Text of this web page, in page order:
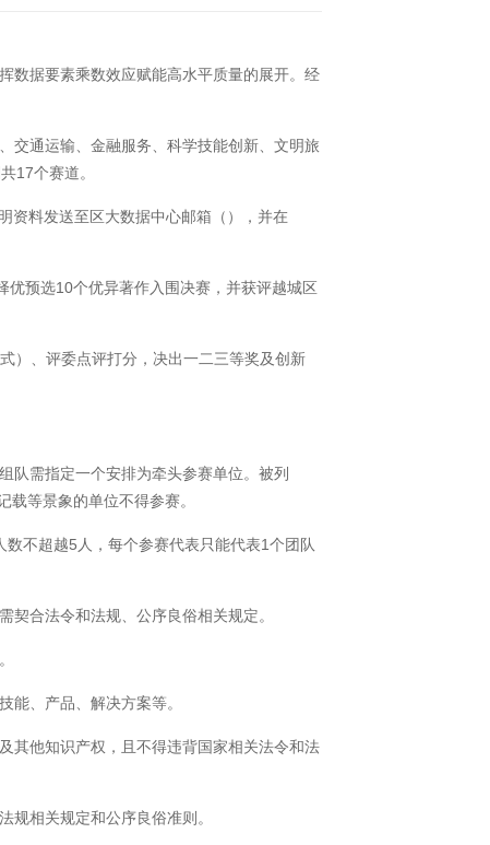
据要素乘数效应赋能高水平质量的展开。经
通运输、金融服务、科学技能创新、文明旅
17个赛道。
料发送至区大数据中心邮箱（），并在
预选10个优异著作入围决赛，并获评越城区
）、评委点评打分，决出一二三等奖及创新
需指定一个安排为牵头参赛单位。被列
载等景象的单位不得参赛。
不超越5人，每个参赛代表只能代表1个团队
合法令和法规、公序良俗相关规定。
、产品、解决方案等。
他知识产权，且不得违背国家相关法令和法
相关规定和公序良俗准则。